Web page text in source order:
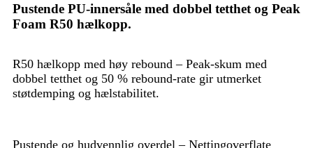
Pustende PU-innersåle med dobbel tetthet og Peak
Foam R50 hælkopp.
R50 hælkopp med høy rebound – Peak-skum med
dobbel tetthet og 50 % rebound-rate gir utmerket
støtdemping og hælstabilitet.
Pustende og hudvennlig overdel – Nettingoverflate